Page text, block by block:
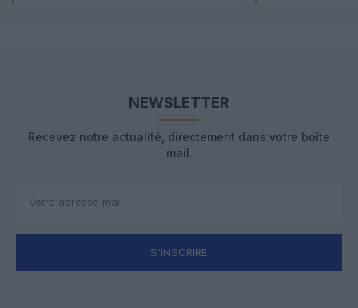
NEWSLETTER
Recevez notre actualité, directement dans votre boîte
mail.
S'INSCRIRE